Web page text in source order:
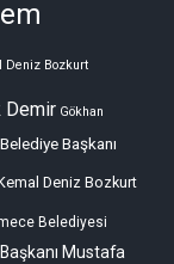
Deniz Bozkurt
Demir Gökhan
Başkanı
Deniz Bozkurt
Belediyesi
Mustafa